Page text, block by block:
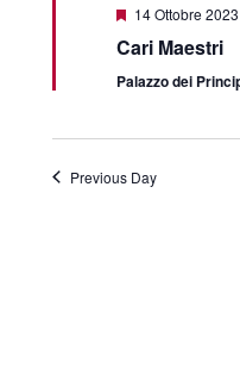
Featured
14 Ottobre
Cari Maestri
Palazzo dei
Previous Day